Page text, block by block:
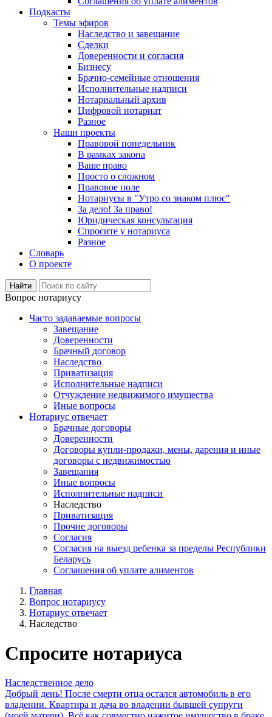
Подкасты
Темы эфиров
Наследство и завещание
Сделки
Доверенности и согласия
Бизнесу
Брачно-семейные отношения
Исполнительные надписи
Нотариальный архив
Цифровой нотариат
Разное
Наши проекты
Правовой понедельник
В рамках закона
Ваше право
Просто о сложном
Правовое поле
Нотариусы в "Утро со знаком плюс"
За дело! За право!
Юридическая консультация
Спросите у нотариуса
Разное
Словарь
О проекте
Вопрос нотариусу
Часто задаваемые вопросы
Завещание
Доверенности
Брачный договор
Наследство
Приватизация
Исполнительные надписи
Отчуждение недвижимого имущества
Иные вопросы
Нотариус отвечает
Брачные договоры
Доверенности
Договоры купли-продажи, мены, дарения и иные
договоры с недвижимостью
Завещания
Иные вопросы
Исполнительные надписи
Наследство
Приватизация
Прочие договоры
Согласия
Согласия на выезд ребенка за пределы Республики
Беларусь
Соглашения об уплате алиментов
Главная
Вопрос нотариусу
Нотариус отвечает
Наследство
Спросите нотариуса
Наследственное дело
Добрый день! После смерти отца остался автомобиль в его
владении. Квартира и дача во владении бывшей супруги